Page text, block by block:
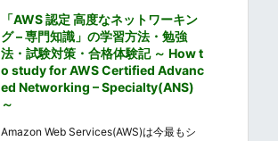
「AWS 認定 高度なネットワーキン
グ – 専門知識」の学習方法・勉強
法・試験対策・合格体験記 ～ How t
o study for AWS Certified Advanc
ed Networking – Specialty(ANS)
～
Amazon Web Services(AWS)は今最もシ